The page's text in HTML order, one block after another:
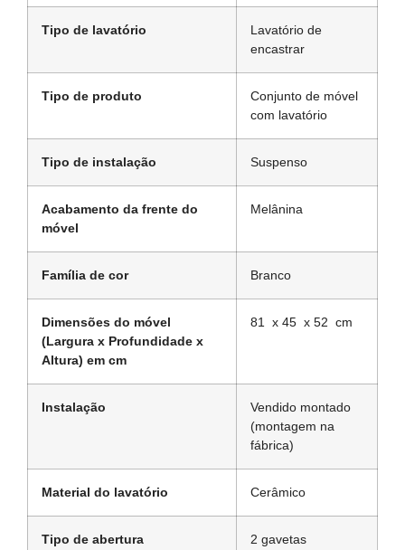
Tipo de lavatório
Lavatório de
encastrar
Tipo de produto
Conjunto de móvel
com lavatório
Tipo de instalação Suspenso
Acabamento da frente do
móvel
Melânina
Família de cor Branco
Dimensões do móvel
(Largura x Profundidade x
Altura) em cm
81 x 45 x 52 cm
Instalação
Vendido montado
(montagem na
fábrica)
Material do lavatório Cerâmico
Tipo de abertura 2 gavetas